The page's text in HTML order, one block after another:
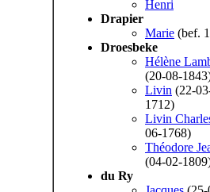
Henri
Drapier
Marie (bef.
Droesbeke
Hélène
(20-08-
Livin (22-
1712)
Livin
06-1768)
Théodore
(04-02-
du Ry